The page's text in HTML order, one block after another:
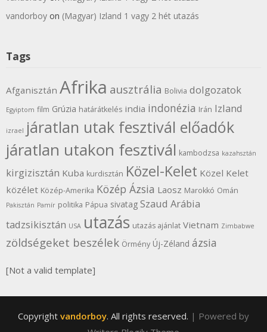
vandorboy on (Magyar) Izland 1 vagy 2 hét utazás
Tags
Afganisztán Afrika ausztrália Bolivia dolgozatok
Egyiptom film Grúzia határátkelés india indonézia Irán Izland
izrael járatlan utak fesztivál előadók
járatlan utakon fesztivál kambodzsa kazahsztán
kirgizisztán Kuba kurdisztán Közel-Kelet Közel Kelet
közélet Közép-Amerika Közép Ázsia Laosz Marokkó Omán
Pakisztán Pamír politika Pápua sivatag Szaud Arábia
tadzsikisztán USA utazás utazás ajánlat Vietnam Zimbabwe
zöldségeket beszélek Örmény Új-Zéland ázsia
[Not a valid template]
Copyright vandorboy. All rights reserved. | Powered by